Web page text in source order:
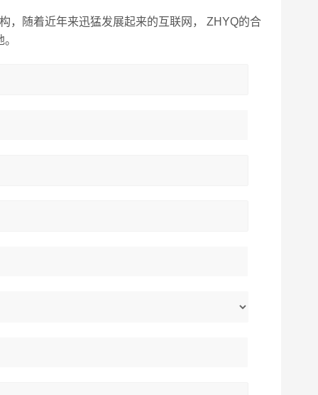
，随着近年来迅猛发展起来的互联网， ZHYQ的合